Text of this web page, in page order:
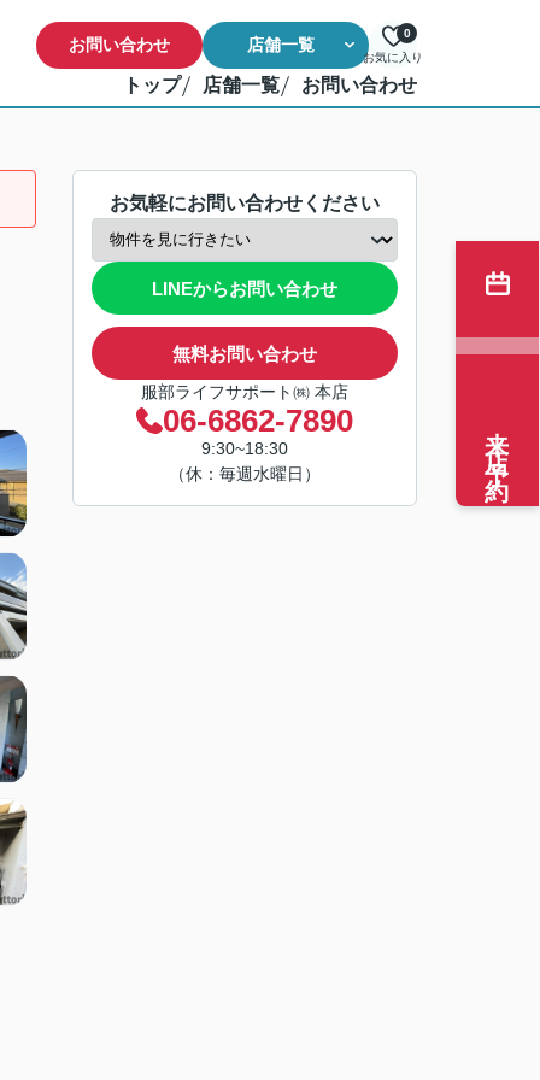
お問い合わせ 店舗一覧
お気に入り
0
トップ 店舗一覧 お問い合わせ
お気軽にお問い合わせください
LINEからお問い合わせ
無料お問い合わせ
服部ライフサポート㈱ 本店
06-6862-7890
9:30~18:30
（休：毎週水曜日）
来店予約